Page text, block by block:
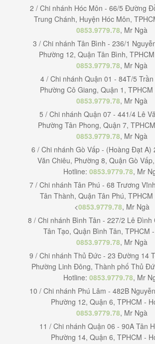
2 / Chi nhánh Hóc Môn - 66/5 Đường
Trung Chánh, Huyện Hóc Môn,
0853.9779.78, Mr Ngà
3 / Chi nhánh Tân Bình - 236/1
Phường 12, Quận Tân Bình,
0853.9779.78, Mr Ngà
4 / Chi nhánh Quận 01 - 84T/5
Phường Cô Giang, Quận 1, TPHCM
0853.9779.78, Mr Ngà
5 / Chi nhánh Quận 07 - 441/4 Lê
Phường Tân Phong, Quận 7,
0853.9779.78, Mr Ngà
6 / Chi nhánh Gò Vấp - (Hoàng Đạt A)
Văn Chiêu, Phường 8, Quận Gò
Hotline: 0853.9779.78, Mr
7 / Chi nhánh Tân Phú - 68 Trương
Tân Thành, Quận Tân Phú, TPHCM
<0853.9779.78, Mr Ngà
8 / Chi nhánh Bình Tân - 227/2 Lê Đình
Tân Tạo, Quận Bình Tân, TPHCM
0853.9779.78, Mr Ngà
9 / Chi nhánh Thủ Đức - 23 Đường 14
Phường Linh Đông, Thành phố Thủ
Hotline: 0853.9779.78, Mr
10 / Chi nhánh Phú Lâm - 482B
Phường 12, Quận 6, TPHCM -
0853.9779.78, Mr Ngà
11 / Chi nhánh Quận 06 - 90A Tân
Phường 14, Quận 6, TPHCM -